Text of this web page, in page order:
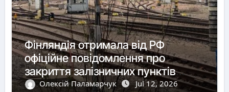
Фінляндія отримала від РФ
офіційне повідомлення про
закриття залізничних пунктів
пропуску
Олексій Паламарчук Jul 12, 2026